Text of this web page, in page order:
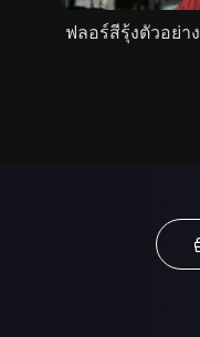
ฟลอร์สีรุ้งตัวอย่าง